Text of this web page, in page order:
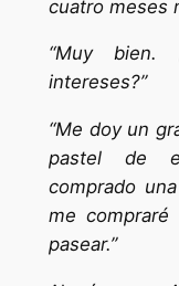
cuatro meses
“Muy
intereses?”
“Me doy un
pastel de
comprado
me compraré
pasear.”